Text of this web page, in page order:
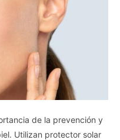
de la prevención y
Utilizan protector solar